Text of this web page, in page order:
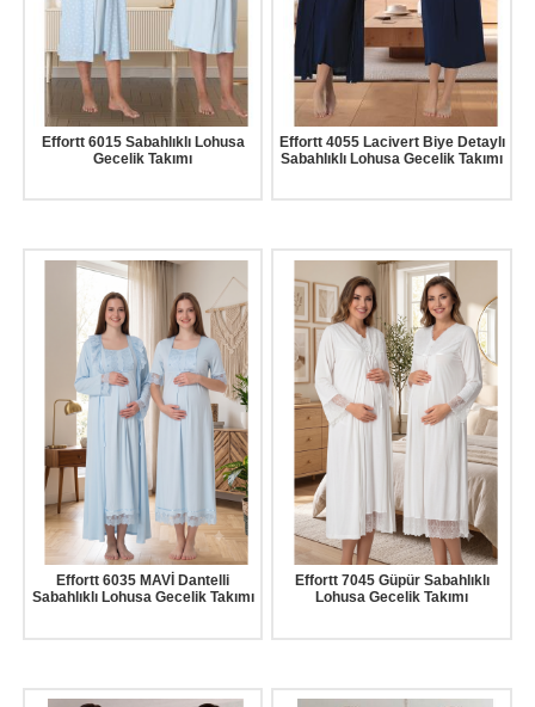
Effortt 6015 Sabahlıklı Lohusa
Gecelik Takımı
Effortt 4055 Lacivert Biye Detaylı
Sabahlıklı Lohusa Gecelik Takımı
Effortt 6035 MAVİ Dantelli
Sabahlıklı Lohusa Gecelik Takımı
Effortt 7045 Güpür Sabahlıklı
Lohusa Gecelik Takımı